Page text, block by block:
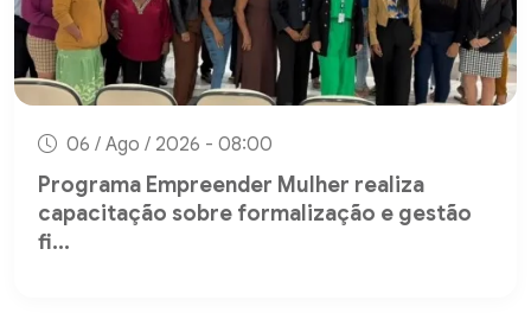
06 / Ago / 2026 - 08:00
Programa Empreender Mulher realiza
capacitação sobre formalização e gestão
fi...